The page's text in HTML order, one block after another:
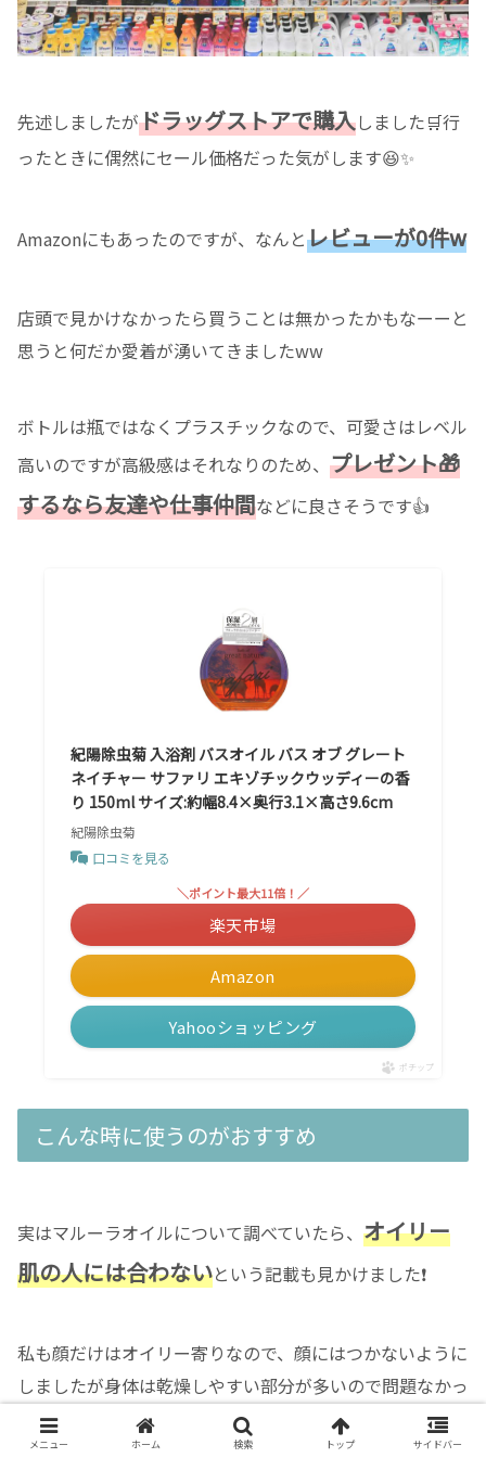
先述しましたがドラッグストアで購入しました🛒行
ったときに偶然にセール価格だった気がします😆✨
Amazonにもあったのですが、なんとレビューが0件w
店頭で見かけなかったら買うことは無かったかもなーーと
思うと何だか愛着が湧いてきましたww
ボトルは瓶ではなくプラスチックなので、可愛さはレベル
高いのですが高級感はそれなりのため、 プレゼント🎁
するなら友達や仕事仲間などに良さそうです👍
紀陽除虫菊 入浴剤 バスオイル バス オブ グレート
ネイチャー サファリ エキゾチックウッディーの香
り 150ml サイズ:約幅8.4×奥行3.1×高さ9.6cm
紀陽除虫菊
口コミを見る
Amazon
＼ポイント最大11倍！／
楽天市場
Yahooショッピング
ポチップ
こんな時に使うのがおすすめ
実はマルーラオイルについて調べていたら、 オイリー
肌の人には合わないという記載も見かけました❗️
私も顔だけはオイリー寄りなので、顔にはつかないように
しましたが身体は乾燥しやすい部分が多いので問題なかっ
たです✨
メニュー ホーム 検索 トップ サイドバー